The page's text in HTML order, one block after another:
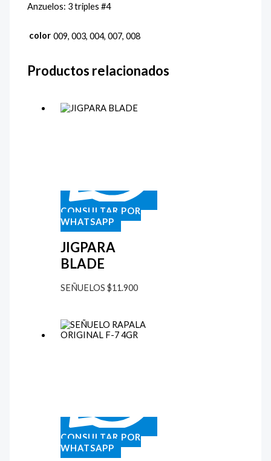
Anzuelos: 3 triples #4
color 009, 003, 004, 007, 008
Productos relacionados
CONSULTAR POR
WHATSAPP
JIGPARA
BLADE
SEÑUELOS $11.900
CONSULTAR POR
WHATSAPP